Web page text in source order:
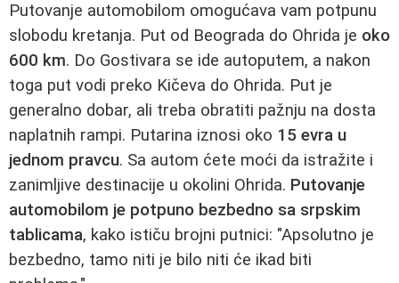
Putovanje automobilom omogućava vam potpunu
slobodu kretanja. Put od Beograda do Ohrida je oko
600 km. Do Gostivara se ide autoputem, a nakon
toga put vodi preko Kičeva do Ohrida. Put je
generalno dobar, ali treba obratiti pažnju na dosta
naplatnih rampi. Putarina iznosi oko 15 evra u
jednom pravcu. Sa autom ćete moći da istražite i
zanimljive destinacije u okolini Ohrida. Putovanje
automobilom je potpuno bezbedno sa srpskim
tablicama, kako ističu brojni putnici: "Apsolutno je
bezbedno, tamo niti je bilo niti će ikad biti